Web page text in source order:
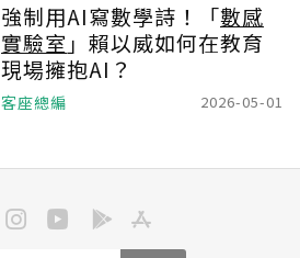
強制用AI寫數學詩！「數感
實驗室 」賴以威如何在教育
現場擁抱AI？
客座總編 2026-05-01